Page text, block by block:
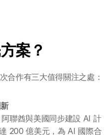
案？
合作有三大值得關注之處：
聯酋與美國同步建設 AI 計
200 億美元，為 AI 國際合